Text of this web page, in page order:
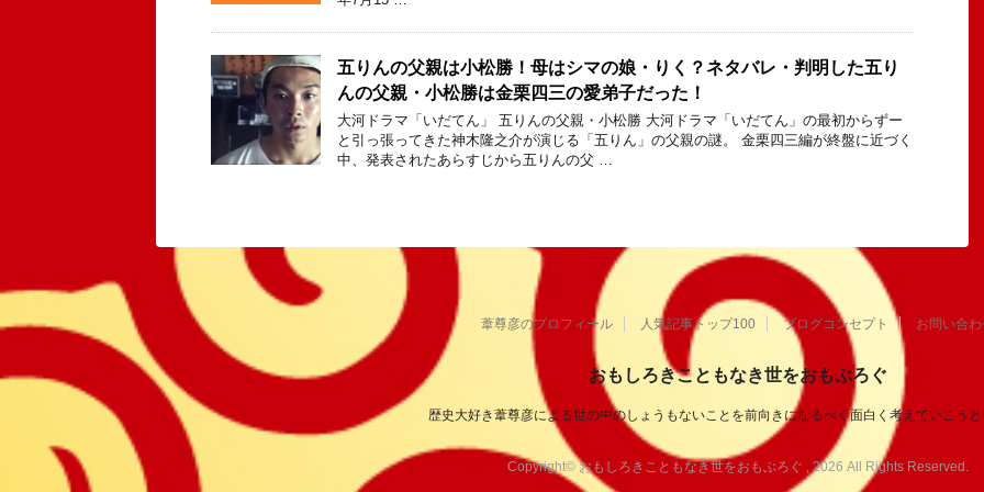
五りんの父親は小松勝！母はシマの娘・りく？ネタバレ・判明した五り
んの父親・小松勝は金栗四三の愛弟子だった！
大河ドラマ「いだてん」 五りんの父親・小松勝 大河ドラマ「いだてん」の最初からずー
と引っ張ってきた神木隆之介が演じる「五りん」の父親の謎。 金栗四三編が終盤に近づく
中、発表されたあらすじから五りんの父 …
葦尊彦のプロフィール 人気記事トップ100 ブログコンセプト お問い合
おもしろきこともなき世をおもぶろぐ
歴史大好き葦尊彦による世の中のしょうもないことを前向きになるべく面白く考えていこうと
Copyright© おもしろきこともなき世をおもぶろぐ , 2026 All Rights Reserved.